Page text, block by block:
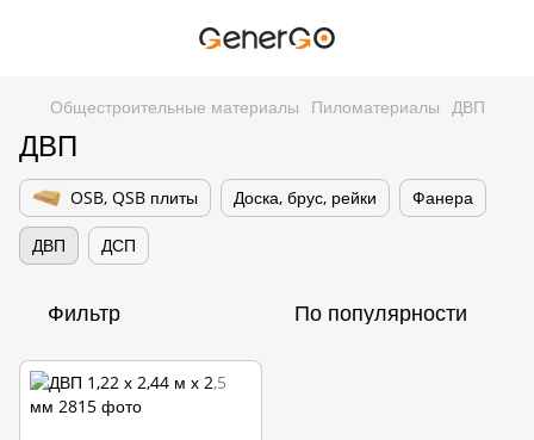
Общестроительные материалы Пиломатериалы ДВП
ДВП
OSB, QSB плиты Доска, брус, рейки Фанера
ДВП ДСП
Фильтр По популярности